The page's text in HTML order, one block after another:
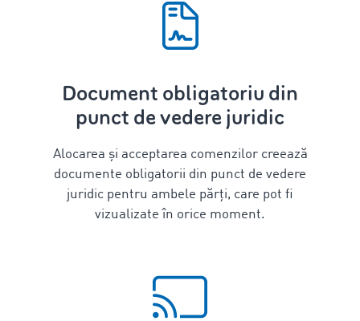
Document obligatoriu din
punct de vedere juridic
Alocarea și acceptarea comenzilor creează
documente obligatorii din punct de vedere
juridic pentru ambele părți, care pot fi
vizualizate în orice moment.